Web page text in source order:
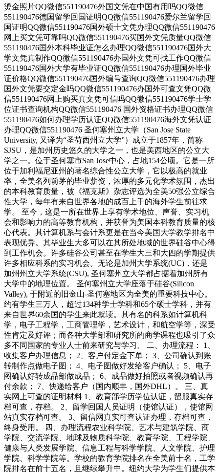
烫金照片QQ微信551190476外国文凭在中国有用吗QQ微信
551190476德国留学回国证明QQ微信551190476爱尔兰留学回
国证明QQ微信551190476国外硕士文凭办理QQ微信551190476
网上买文凭可靠吗QQ微信551190476买国外文凭质量QQ微信
551190476国外本科毕业证怎么办理QQ微信551190476国外大
学文凭真制作QQ微信551190476办国外文凭可找工作QQ微信
551190476国外大学有毕业证QQ微信551190476办理国外毕业
证价格QQ微信551190476国外编号查询QQ微信551190476办理
国外文凭要交定金吗QQ微信551190476办国外可查文凭QQ微
信551190476网上购买真文凭可信吗QQ微信551190476学士学
位证书查询机构QQ微信551190476 国外资格证书办理QQ微信
551190476如何办理学历认证QQ微信551190476海外文凭认证
办理QQ微信551190476 圣何塞州立大学（San Jose State
University, 又译为“圣荷西州立大学”）成立于1857年，简称
SJSU，是加州历史悠久的大学之一，也是美西地区的公立大
学之一。位于圣何塞市San Jose中心，占地154公顷。它是一所
位于加利福尼亚州的著名综合性公立大学，它以极高的就业
率，全美名列前茅的毕业薪资，浓厚的多元化学术氛围，杰出
的本科教育质量，被《福克斯》杂志评选为全美50强公立综合
性大学，每年有来自世界各地的成百上千的海外学生前往求
学。 至今，这是一所在世界上享有学术地位、声誉、实习机
会和影响力的高等教育机构，并获誉为美国本科教育质量的核
心代表。其计算机系与会计系更是在当今美国大学教学排名中
表现优异。其毕业生大多可以在其所处地域的世界硅谷中心得
到工作机会。许多硅谷公司甚至在学生大三和大四的学期提供
许多相应科系的实习机会。无论是加州大学系统(UC)，还是
加州州立大学系统(CSU), 圣何塞州立大学都占据着加州所有
大学中的地理位置。 圣何塞州立大学座落于硅谷(Silicon
Valley), 于附近的旧金山-圣何塞地区为全美的重要科技中心。
约有学生三万人，超过134种学士学科和65个硕士学科，并有
来自世界60余国的学生来此就读。其有名的科系如计算机科
学，电子工程学，工商管理学，艺术设计，和航空学等，深受
性肯定及好评；而各种大学部和研究所的商学课程也吸引了众
多不同国家的专业人士前来研究与学习。 二、办理流程： 1、
收集客户办理信息； 2、客户付定金下单； 3、公司确认到账
转制作点做电子图； 4、电子图做好发给客户确认； 5、电子
图确认好转成品部做成品； 6、成品做好拍照或者视频确认再
付余款； 7、快递给客户（国内顺丰，国外DHL）。 三、真
实网上可查的证明材料 1、教育部学历学位认证，留服真实存
档可查，存档。 2、留学回国人员证明（使馆认证），使馆网
站真实存档可查。 3、留信网真实可查认证办理，存档可查，
终身受用。 四、办理流程农业科学院、艺术与建筑学院、商
学院、交流学院、地球及物质科学院、教育学院、工程学院、
健康与人类发展学院、信息工程与科学学院、人文学院、护理
学院、科学学院等。学校的教育学院排名在全美前十名，工学
院排名在前十五名，且继续攀升中。纽约大学为学生们提供本